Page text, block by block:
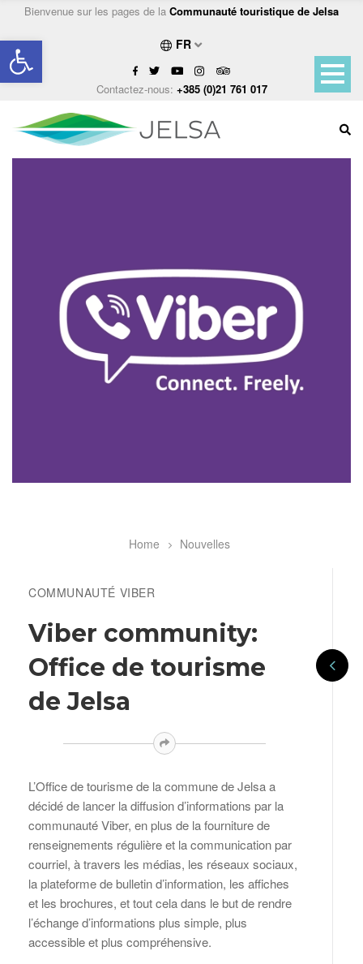
Ouvrir la barre d’outils
Bienvenue sur les pages de la Communauté touristique de Jelsa
FR
Contactez-nous: +385 (0)21 761 017
Home Nouvelles
COMMUNAUTÉ VIBER
Viber community:
Office de tourisme
de Jelsa
L’Office de tourisme de la commune de Jelsa a
décidé de lancer la diffusion d’informations par la
communauté Viber, en plus de la fourniture de
renseignements régulière et la communication par
courriel, à travers les médias, les réseaux sociaux,
la plateforme de bulletin d’information, les affiches
et les brochures, et tout cela dans le but de rendre
l’échange d’informations plus simple, plus
accessible et plus compréhensive.